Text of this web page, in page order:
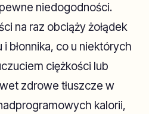
niedogodności.
na raz obciąży żołądek
błonnika, co u niektórych
ciężkości lub
zdrowe tłuszcze w
kalorii,